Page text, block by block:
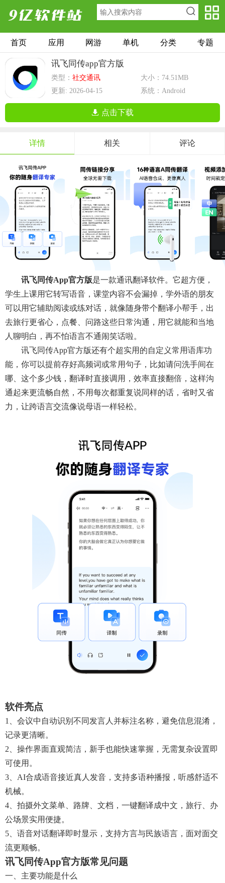
首页 应用 网游 单机 分类 专题
讯飞同传app官方版
类型： 社交通讯
大小：74.51MB
更新: 2026-04-15
系统：Android
点击下载
详情 相关 评论
讯飞同传app官方版是一款通讯翻译软件。它超方便，
学生上课用它转写语音，课堂内容不会漏掉，学外语的朋友
可以用它辅助阅读或练对话，就像随身带个翻译小帮手，出
去旅行更省心，点餐、问路这些日常沟通，用它就能和当地
人聊明白，再不怕语言不通闹笑话啦。
讯飞同传app官方版还有个超实用的自定义常用语库功
能，你可以提前存好高频词或常用句子，比如请问洗手间在
哪、这个多少钱，翻译时直接调用，效率直接翻倍，这样沟
通起来更流畅自然，不用每次都重复说同样的话，省时又省
力，让跨语言交流像说母语一样轻松。
软件亮点
1、会议中自动识别不同发言人并标注名称，避免信息混淆，
记录更清晰。
2、操作界面直观简洁，新手也能快速掌握，无需复杂设置即
可使用。
3、AI合成语音接近真人发音，支持多语种播报，听感舒适不
机械。
4、拍摄外文菜单、路牌、文档，一键翻译成中文，旅行、办
公场景实用便捷。
5、语音对话翻译即时显示，支持方言与民族语言，面对面交
流更顺畅。
讯飞同传app官方版常见问题
一、主要功能是什么